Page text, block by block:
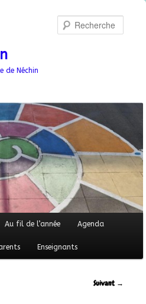
de Néchin
Au fil de l’année Agenda
Enseignants
Suivant →